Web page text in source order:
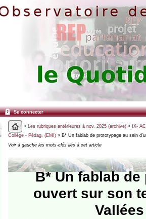
Se connecter
> Les rubriques antérieures à nov. 2025 (archive)> IX-
Collège - Pédag. (EMI)> B* Un fablab de prototypage au sein
Voir à gauche les mots-clés liés à cet article
B* Un fablab
ouvert sur son